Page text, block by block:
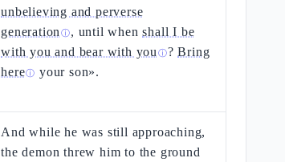
unbelieving and perverse
generation ⓘ, until whenshall I be
with you and bear with you ⓘ?Bring
hereⓘ your son».
And while he was still approaching,
the demon threw him to the ground